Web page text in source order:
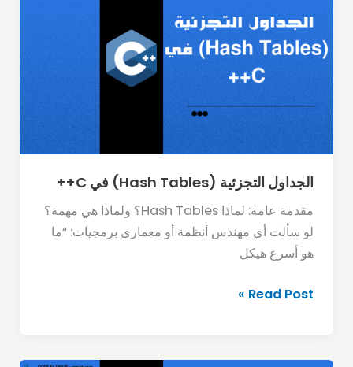
الجداول التجزئية (Hash Tables) في C++
مقدمة عامة: لماذا Hash Tables؟ ولماذا هي مهمة؟
لو سألت أي مهندس أنظمة أو معماري برمجيات: “ما
هو أسرع هيكل
(Hash
Tables)
Read Post »